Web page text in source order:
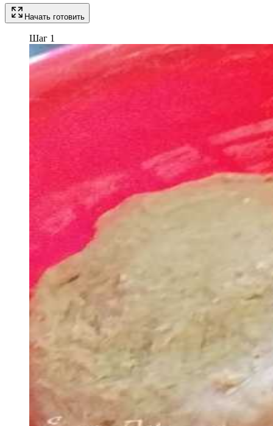
Начать готовить
Шаг 1